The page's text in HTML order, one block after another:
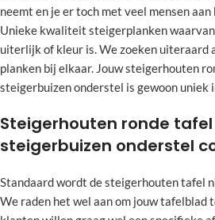
neemt en je er toch met veel mensen
Unieke kwaliteit steigerplanken
uiterlijk of kleur is. We zoeken uiteraard
planken bij elkaar. Jouw steigerhouten
steigerbuizen onderstel is gewoon uniek
Steigerhouten ronde
steigerbuizen onderstel
Standaard wordt de steigerhouten tafel
We raden het wel aan om jouw tafelblad